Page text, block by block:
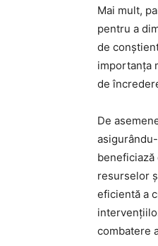
Mai mult,
pentru a
de
importanța
de
De
resurselor
eficientă a
combatere